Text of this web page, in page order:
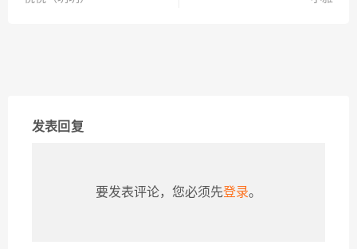
发表回复
要发表评论，您必须先登录。